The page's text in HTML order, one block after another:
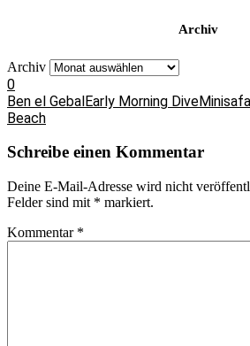
Archiv
Archiv
0
Ben el GebalEarly Morning Dive
Beach
Schreibe einen Kommentar
Deine E-Mail-Adresse wird nicht
Felder sind mit * markiert.
Kommentar *